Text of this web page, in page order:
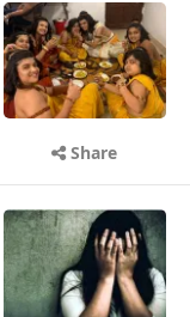
Share